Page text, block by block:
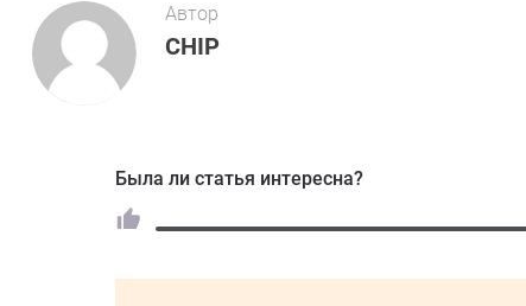
Автор
CHIP
Была ли статья интересна?